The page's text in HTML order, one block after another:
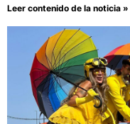
Leer contenido de la noticia »